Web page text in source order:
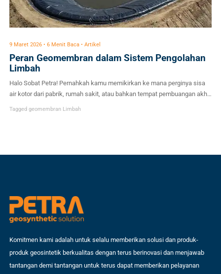
9 Maret 2026 • 6 Menit Baca • Artikel
Peran Geomembran dalam Sistem Pengolahan
Limbah
Halo Sobat Petra! Pernahkah kamu memikirkan ke mana perginya sisa
air kotor dari pabrik, rumah sakit, atau bahkan tempat pembuangan akhir
Tagged geomembran Limbah
Komitmen kami adalah untuk selalu memberikan solusi dan produk-
produk geosintetik berkualitas dengan terus berinovasi dan menjawab
tantangan demi tantangan untuk terus dapat memberikan pelayanan